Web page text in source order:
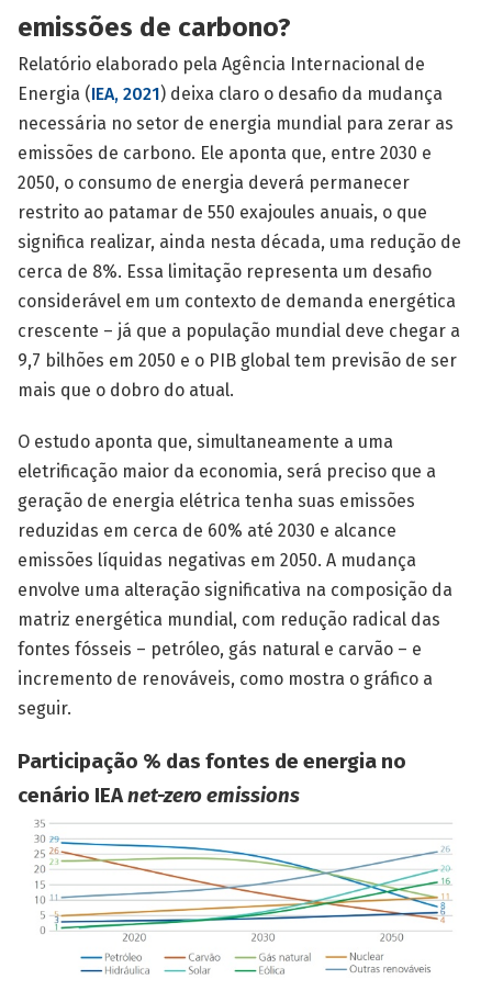
emissões de carbono?
Relatório elaborado pela Agência In­ternacional de
Energia (IEA, 2021) deixa claro o desafio da mudança
necessária no setor de energia mundial para zerar as
emissões de carbono. Ele aponta que, entre 2030 e
2050, o consumo de energia deverá permanecer
restrito ao patamar de 550 exajoules anuais, o que
significa realizar, ainda nesta década, uma redução de
cerca de 8%. Essa limitação representa um desafio
considerável em um contexto de demanda energética
crescente – já que a população mundial deve chegar a
9,7 bilhões em 2050 e o PIB global tem previsão de ser
mais que o dobro do atual.
O estudo aponta que, simultaneamente a uma
eletrificação maior da economia, será preciso que a
geração de energia elétrica tenha suas emissões
reduzidas em cerca de 60% até 2030 e alcance
emissões líquidas negativas em 2050. A mudança
envolve uma alteração significativa na composição da
matriz energética mundial, com redução radical das
fontes fósseis – petróleo, gás natural e carvão – e
incremento de renováveis, como mostra o gráfico a
seguir.
Participação % das fontes de energia no
cenário IEAnet-zero emissions